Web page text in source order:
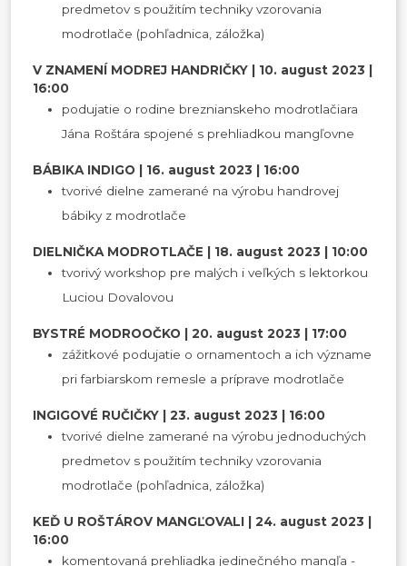
predmetov s použitím techniky vzorovania
modrotlače (pohľadnica, záložka)
V ZNAMENÍ MODREJ HANDRIČKY | 10. august 2023 |
16:00
podujatie o rodine breznianskeho modrotlačiara
Jána Roštára spojené s prehliadkou mangľovne
BÁBIKA INDIGO | 16. august 2023 | 16:00
tvorivé dielne zamerané na výrobu handrovej
bábiky z modrotlače
DIELNIČKA MODROTLAČE | 18. august 2023 | 10:00
tvorivý workshop pre malých i veľkých s lektorkou
Luciou Dovalovou
BYSTRÉ MODROOČKO | 20. august 2023 | 17:00
zážitkové podujatie o ornamentoch a ich význame
pri farbiarskom remesle a príprave modrotlače
INGIGOVÉ RUČIČKY | 23. august 2023 | 16:00
tvorivé dielne zamerané na výrobu jednoduchých
predmetov s použitím techniky vzorovania
modrotlače (pohľadnica, záložka)
KEĎ U ROŠTÁROV MANGĽOVALI | 24. august 2023 |
16:00
komentovaná prehliadka jedinečného mangľa -